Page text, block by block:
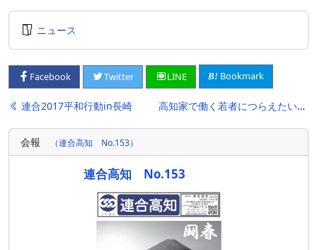
ニュース
Facebook Twitter LINE Bookmark
投
稿
ナ
連合2017平和行動in長崎 高知家で働く若者につらえたいこと〜ホンキで大人が考える連続シンポジウム〜
会報 （連合高知 No.153）
連合高知 No.153